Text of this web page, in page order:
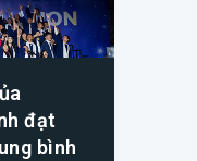
đạt
bình